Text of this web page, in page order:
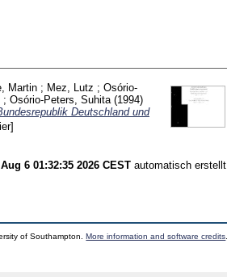
Martin ; Mez, Lutz ; Osório-
; Osório-Peters, Suhita (1994)
Deutschland und
6 01:32:35 2026 CEST automatisch erstellt.
of Southampton.More information and software credits